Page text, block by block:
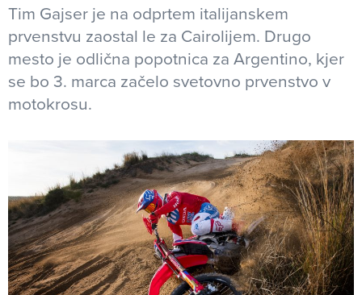
Tim Gajser je na odprtem italijanskem
prvenstvu zaostal le za Cairolijem. Drugo
mesto je odlična popotnica za Argentino, kjer
se bo 3. marca začelo svetovno prvenstvo v
motokrosu.